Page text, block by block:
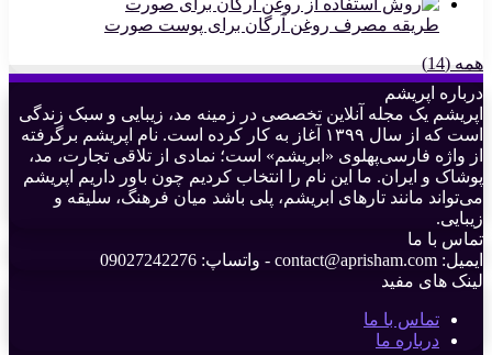
طریقه مصرف روغن آرگان برای پوست صورت
همه (14)
درباره اپریشم
اپریشم یک مجله آنلاین تخصصی در زمینه مد، زیبایی و سبک زندگی
است که از سال ۱۳۹۹ آغاز به کار کرده است. نام اپریشم برگرفته
از واژه فارسی‌پهلوی «ابریشم» است؛ نمادی از تلاقی تجارت، مد،
پوشاک و ایران. ما این نام را انتخاب کردیم چون باور داریم اپریشم
می‌تواند مانند تارهای ابریشم، پلی باشد میان فرهنگ، سلیقه و
زیبایی.
تماس با ما
ایمیل: contact@aprisham.com - واتساپ: 09027242276
لینک های مفید
تماس با ما
درباره ما